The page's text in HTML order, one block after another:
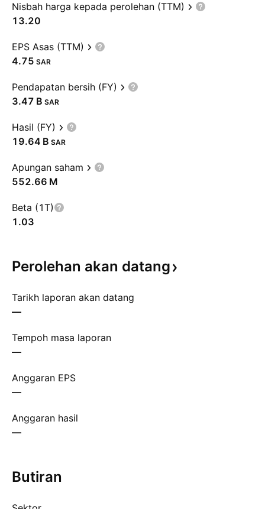
Nisbah harga kepada perolehan (TTM)
13.20
EPS Asas (TTM)
4.75 SAR
Pendapatan bersih (FY)
‪3.47 B‬ SAR
Hasil (FY)
‪19.64 B‬ SAR
Apungan saham
‪552.66 M‬
Beta (1T)
1.03
Perolehan akan datang
Tarikh laporan akan datang
—
Tempoh masa laporan
—
Anggaran EPS
—
Anggaran hasil
—
Butiran